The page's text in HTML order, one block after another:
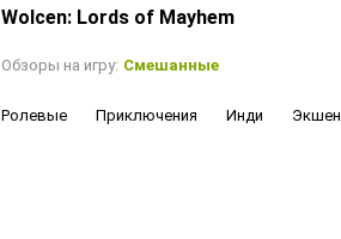
Wolcen: Lords of Mayhem
Обзоры на игру: Смешанные
Ролевые Приключения Инди Экшен